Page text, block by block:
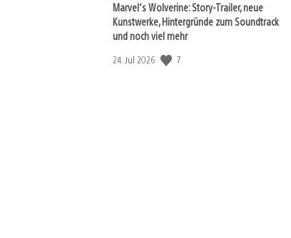
Marvel‘s Wolverine: Story-Trailer, neue
Kunstwerke, Hintergründe zum Soundtrack
und noch viel mehr
Veröffentlichungsdatum:
24. Jul 2026 7